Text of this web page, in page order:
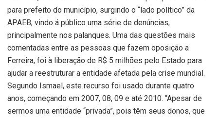
para prefeito do município, surgindo o “lado político” da
APAEB, vindo á público uma série de denúncias,
principalmente nos palanques. Uma das questões mais
comentadas entre as pessoas que fazem oposição a
Ferreira, foi à liberação de R$ 5 milhões pelo Estado para
ajudar a reestruturar a entidade afetada pela crise mundial.
Segundo Ismael, este recurso foi usado durante quatro
anos, começando em 2007, 08, 09 e até 2010. “Apesar de
sermos uma entidade “privada”, pois têm seus donos, que